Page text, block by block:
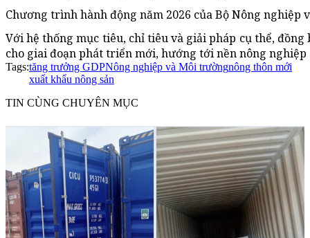
Chương trình hành động năm 2026 của Bộ Nông
Với hệ thống mục tiêu, chỉ tiêu và giải pháp cụ thể,
cho giai đoạn phát triển mới, hướng tới nền nông
Tags:tăng trưởng GDPNông nghiệp và Môi trườngnông thôn mới
xuất khẩu nông sản
TIN CÙNG CHUYÊN MỤC